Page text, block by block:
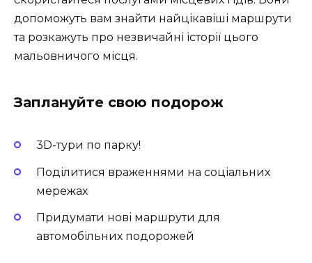
допоможуть вам знайти найцікавіші маршрути
та розкажуть про незвичайні історії цього
мальовничого місця.
Заплануйте свою подорож
3D-тури по парку!
Поділитися враженнями на соціальних
мережах
Придумати нові маршрути для
автомобільних подорожей